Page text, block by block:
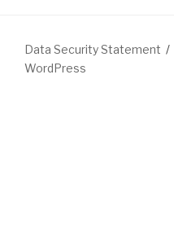
Data Security Statement
WordPress